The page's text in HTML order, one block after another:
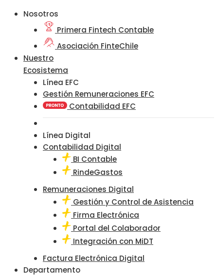
Nosotros
Primera Fintech Contable
Asociación FinteChile
Nuestro
Ecosistema
Línea EFC
Gestión Remuneraciones EFC
Contabilidad EFC
Línea Digital
Contabilidad Digital
BI Contable
RindeGastos
Remuneraciones Digital
Gestión y Control de Asistencia
Firma Electrónica
Portal del Colaborador
Integración con MiDT
Factura Electrónica Digital
Departamento